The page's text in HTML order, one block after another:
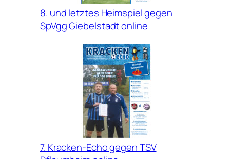
8. und letztes Heimspiel gegen
SpVgg Giebelstadt online
7. Kracken-Echo gegen TSV